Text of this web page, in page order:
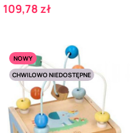
Cena
109,78 zł
NOWY
CHWILOWO NIEDOSTĘPNE